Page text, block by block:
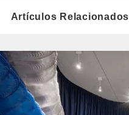
Artículos Relacionados